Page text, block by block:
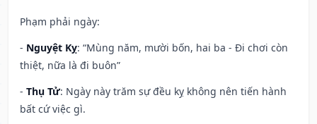
Phạm phải ngày:
- Nguyệt Kỵ: “Mùng năm, mười bốn, hai ba - Đi chơi còn
thiệt, nữa là đi buôn”
- Thụ Tử: Ngày này trăm sự đều kỵ không nên tiến hành
bất cứ việc gì.